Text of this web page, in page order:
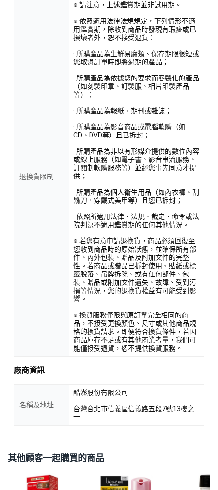
退換貨限制
※ 請注意，上述鑑賞期並非試用期。
※ 依照適用法律法規規定，下列情形不適
用鑑賞期，除收到商品時發現有瑕疵或已
損壞者外，恕不接受退貨：
· 所購產品為生鮮易腐類、保存期限很短或
您取消訂單時即將過期的產品；
· 所購產品為依據您的要求而客製化的產品
（如刻製印章、訂製服、相片印製產品
等）；
· 所購產品為報紙、期刊或雜誌；
· 所購產品為影音商品或電腦軟體（如
CD、DVD等）且已拆封；
· 所購產品為非以有形媒介提供的數位內容
或線上服務（如電子書、影音串流服務、
訂閱制軟體服務等）並經您事先同意才提
供；
· 所購產品為個人衛生用品（如內衣褲、刮
鬍刀、穿戴式美甲等）且您已拆封；
· 依照所適用法律、法規、裁定、命令或法
院判決不適用鑑賞期的任何其他情況。
※ 若您有意申請退換貨，商品必須回復至
您收到商品時的原始狀態，並確保所有部
件、內外包裝、贈品及附加文件的完整
性。若商品或贈品已拆封使用、貼紙或標
籤脫落、吊牌拆除、或有任何部件、包
裝、贈品或附加文件遺失、故障、受到污
損等情況，您的退換貨權益有可能受到影
響。
※ 換貨服務僅限與原訂單完全相同的商
品，不接受更換顏色、尺寸或其他商品規
格的換貨請求。即便符合換貨條件，若因
商品庫存不足或有其他商業考量，我們可
能僅接受退貨，恕不提供換貨服務。
廠商資訊
名稱及地址
酷澎股份有限公司
台灣台北市信義區信義路五段7號13樓之
一
其他顧客一起購買的商品